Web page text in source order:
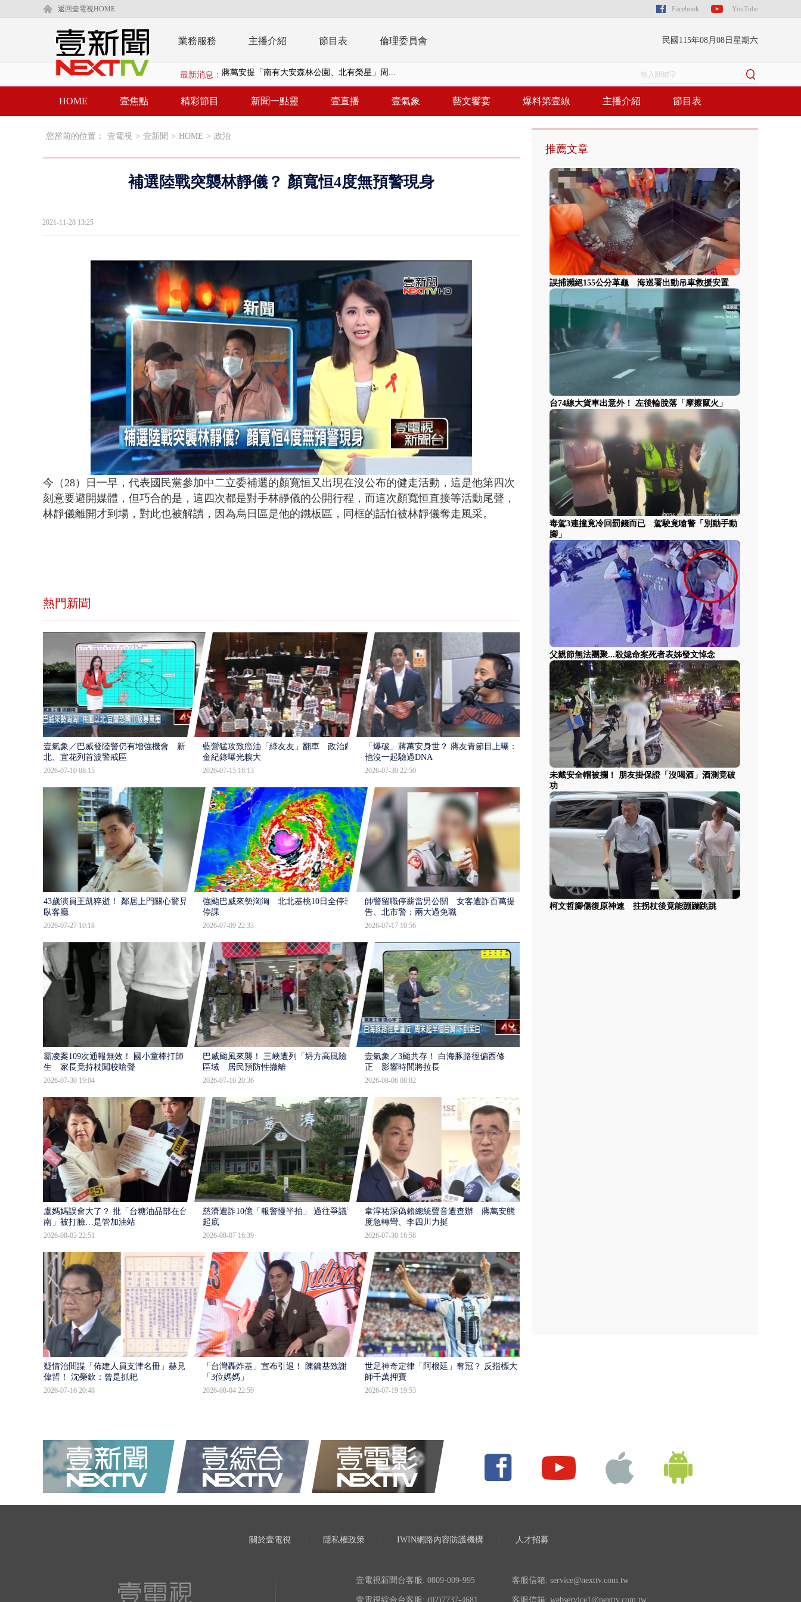
返回壹電視HOME Facebook YouTube
業務服務 主播介紹 節目表 倫理委員會 民國115年08月08日星期六
最新消息： 又毒駕！ 男子撞車拒檢「油門一催」警察狂...
漢光演習第4天 海軍近岸防禦演練 賴總統...
【新聞一點靈】慈濟遭詐10.6億未提告 網友...
蔣萬安提「南有大安森林公園、北有榮星」周...
HOME 壹焦點 精彩節目 新聞一點靈 壹直播 壹氣象 藝文饗宴 爆料第壹線 主播介紹 節目表
您當前的位置： 壹電視 > 壹新聞 > HOME > 政治
補選陸戰突襲林靜儀？ 顏寬恒4度無預警現身
2021-11-28 13:25
Unmute Loaded:
33.15%
今（28）日一早，代表國民黨參加中二立委補選的顏寬恒又出現在沒公布的健走活動，這是他第四次
刻意要避開媒體，但巧合的是，這四次都是對手林靜儀的公開行程，而這次顏寬恒直接等活動尾聲，
林靜儀離開才到場，對此也被解讀，因為烏日區是他的鐵板區，同框的話怕被林靜儀奪走風采。
熱門新聞
壹氣象／巴威發陸警仍有增強機會 新
北、宜花列首波警戒區
2026-07-10 08:15
藍營猛攻致癌油「綠友友」翻車 政治獻
金紀錄曝光糗大
2026-07-15 16:13
「爆破」蔣萬安身世？ 蔣友青節目上曝：
他沒一起驗過DNA
2026-07-30 22:50
43歲演員王凱猝逝！ 鄰居上門關心驚見倒
臥客廳
2026-07-27 10:18
強颱巴威來勢洶洶 北北基桃10日全停班
停課
2026-07-09 22:33
帥警留職停薪當男公關 女客遭詐百萬提
告、北市警：兩大過免職
2026-07-17 10:56
霸凌案109次通報無效！ 國小童棒打師
生 家長竟持杖闖校嗆聲
2026-07-30 19:04
巴威颱風來襲！ 三峽遭列「坍方高風險」
區域 居民預防性撤離
2026-07-10 20:36
壹氣象／3颱共存！ 白海豚路徑偏西修
正 影響時間將拉長
2026-08-06 08:02
盧媽媽誤會大了？ 批「台糖油品部在台
南」被打臉…是管加油站
2026-08-03 22:51
慈濟遭詐10億「報警慢半拍」 過往爭議遭
起底
2026-08-07 16:39
韋淳祐深偽賴總統聲音遭查辦 蔣萬安態
度急轉彎、李四川力挺
2026-07-30 16:58
疑情治間諜「佈建人員支津名冊」赫見黃
偉哲！ 沈榮欽：曾是抓耙
2026-07-16 20:48
「台灣轟炸基」宣布引退！ 陳鏞基致謝
「3位媽媽」
2026-08-04 22:59
世足神奇定律「阿根廷」奪冠？ 反指標大
師千萬押寶
2026-07-19 19:53
推薦文章
誤捕瀕絕155公分革龜 海巡署出動吊車救援安置
台74線大貨車出意外！ 左後輪脫落「摩擦竄火」
毒駕3連撞竟冷回罰錢而已 駕駛竟嗆警「別動手動
腳」
父親節無法團聚...殺媳命案死者表姊發文悼念
未戴安全帽被攔！ 朋友掛保證「沒喝酒」酒測竟破
功
柯文哲腳傷復原神速 拄拐杖後竟能蹦蹦跳跳
關於壹電視 隱私權政策 IWIN網路內容防護機構 人才招募
壹電視新聞台客服: 0809-009-995 客服信箱: service@nexttv.com.tw
壹電視綜合台客服: (02)7737-4681 客服信箱: webservice1@nexttv.com.tw